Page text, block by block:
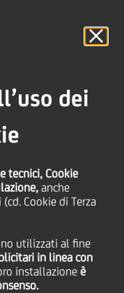
dei
tecnici, Cookie
anche
Cookie di Terza
utilizzati al fine
in linea con
installazione è